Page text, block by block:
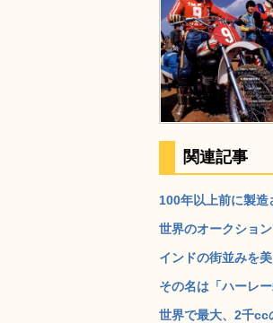
関連記事
100年以上前に製
世界のオークショ
インドの街並みを
その名は「ハーレ
世界で最大、2千cc